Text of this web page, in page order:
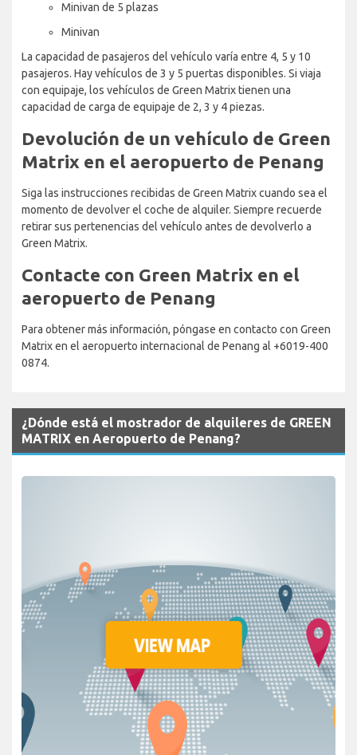
Minivan de 5 plazas
Minivan
La capacidad de pasajeros del vehículo varía entre 4, 5 y 10
pasajeros. Hay vehículos de 3 y 5 puertas disponibles. Si viaja
con equipaje, los vehículos de Green Matrix tienen una
capacidad de carga de equipaje de 2, 3 y 4 piezas.
Devolución de un vehículo de Green
Matrix en el aeropuerto de Penang
Siga las instrucciones recibidas de Green Matrix cuando sea el
momento de devolver el coche de alquiler. Siempre recuerde
retirar sus pertenencias del vehículo antes de devolverlo a
Green Matrix.
Contacte con Green Matrix en el
aeropuerto de Penang
Para obtener más información, póngase en contacto con Green
Matrix en el aeropuerto internacional de Penang al +6019-400
0874.
¿Dónde está el mostrador de alquileres de GREEN
MATRIX en Aeropuerto de Penang?